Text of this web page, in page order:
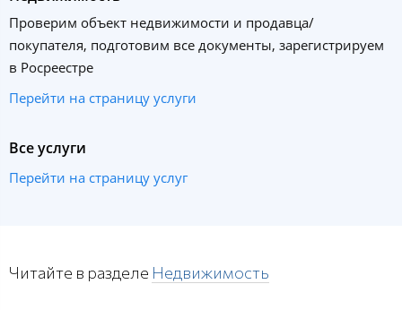
Проверим объект недвижимости и продавца/
покупателя, подготовим все документы, зарегистрируем
в Росреестре
Перейти на страницу услуги
Все услуги
Перейти на страницу услуг
Читайте в разделе Недвижимость